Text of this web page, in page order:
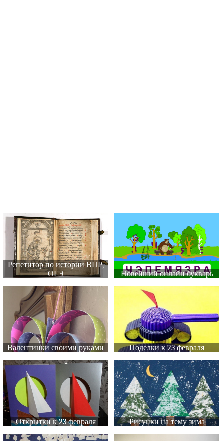
Репетитор по истории ВПР,
ОГЭ
Новейший онлайн букварь
Валентинки своими руками Поделки к 23 февраля
Открытки к 23 февраля Рисунки на тему зима